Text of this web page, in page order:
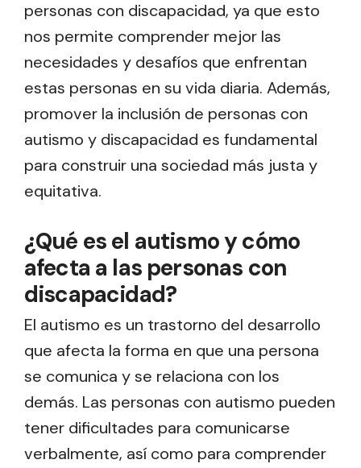
personas con discapacidad, ya que esto
nos permite comprender mejor las
necesidades y desafíos que enfrentan
estas personas en su vida diaria. Además,
promover la inclusión de personas con
autismo y discapacidad es fundamental
para construir una sociedad más justa y
equitativa.
¿Qué es el autismo y cómo
afecta a las personas con
discapacidad?
El autismo es un trastorno del desarrollo
que afecta la forma en que una persona
se comunica y se relaciona con los
demás. Las personas con autismo pueden
tener dificultades para comunicarse
verbalmente, así como para comprender